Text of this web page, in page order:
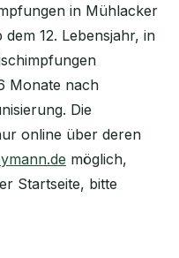
in Mühlacker
12. Lebensjahr, in
Monate nach
Die
online über deren
möglich,
Startseite, bitte